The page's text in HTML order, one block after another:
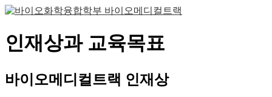
인재상과 교육목표
바이오메디컬트랙 인재상